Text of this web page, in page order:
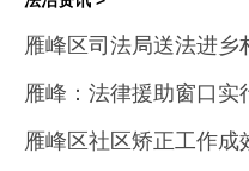
雁峰区司法局送法进乡
雁峰：法律援助窗口实
雁峰区社区矫正工作成